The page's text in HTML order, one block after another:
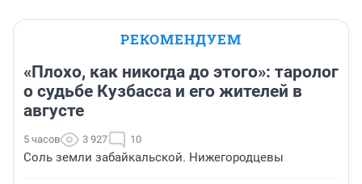
РЕКОМЕНДУЕМ
«Плохо, как никогда до этого»: таролог
о судьбе Кузбасса и его жителей в
августе
5 часов 3 927 10
Соль земли забайкальской. Нижегородцевы